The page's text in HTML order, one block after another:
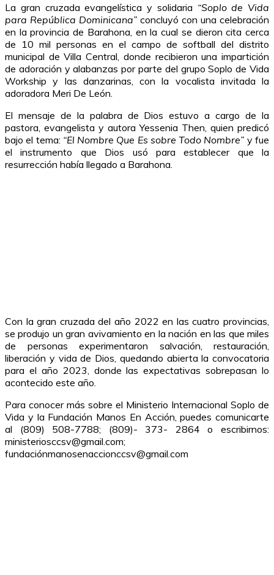
La gran cruzada evangelística y solidaria “Soplo de Vida
para República Dominicana” concluyó con una celebración
en la provincia de Barahona, en la cual se dieron cita cerca
de 10 mil personas en el campo de softball del distrito
municipal de Villa Central, donde recibieron una impartición
de adoración y alabanzas por parte del grupo Soplo de Vida
Workship y las danzarinas, con la vocalista invitada la
adoradora Meri De León.
El mensaje de la palabra de Dios estuvo a cargo de la
pastora, evangelista y autora Yessenia Then, quien predicó
bajo el tema: “El Nombre Que Es sobre Todo Nombre” y fue
el instrumento que Dios usó para establecer que la
resurrección había llegado a Barahona.
Con la gran cruzada del año 2022 en las cuatro provincias,
se produjo un gran avivamiento en la nación en las que miles
de personas experimentaron salvación, restauración,
liberación y vida de Dios, quedando abierta la convocatoria
para el año 2023, donde las expectativas sobrepasan lo
acontecido este año.
Para conocer más sobre el Ministerio Internacional Soplo de
Vida y la Fundación Manos En Acción, puedes comunicarte
al (809) 508-7788; (809)- 373- 2864 o escribirnos:
ministeriosccsv@gmail.com;
fundaciónmanosenaccionccsv@gmail.com